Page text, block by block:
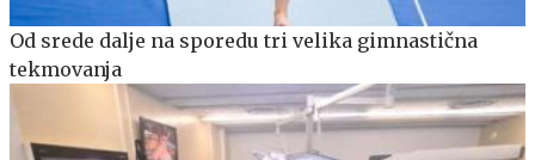
Od srede dalje na sporedu tri velika gimnastična
tekmovanja